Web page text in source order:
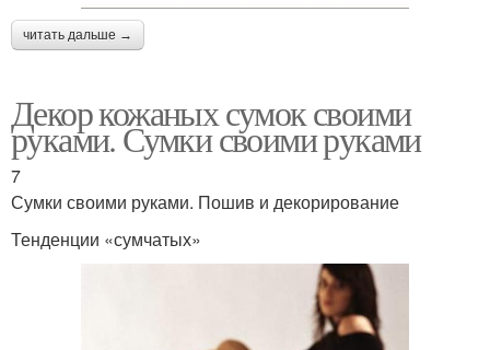
читать дальше →
Декор кожаных сумок своими
руками. Сумки своими руками
7
Сумки своими руками. Пошив и декорирование
Тенденции «сумчатых»